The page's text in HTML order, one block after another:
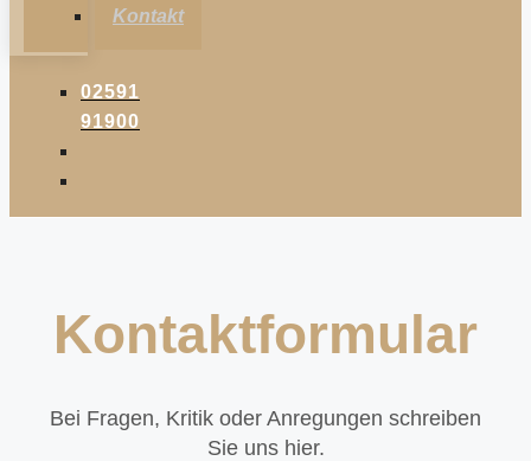
Kontakt
02591
91900
Kontaktformular
Bei Fragen, Kritik oder Anregungen schreiben
Sie uns hier.